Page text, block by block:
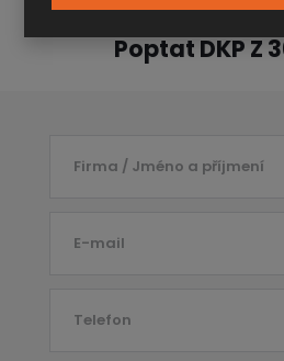
Poptat DKP Z
Firma / Jméno a příjmení
E-mail
Telefon